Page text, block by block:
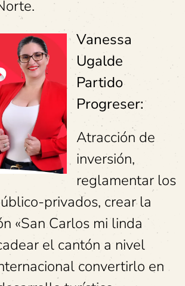
Vanessa
Ugalde
Partido
Progreser:
Atracción de
inversión,
reglamentar los
privados, crear la
«San Carlos mi linda
el cantón a nivel
convertirlo en